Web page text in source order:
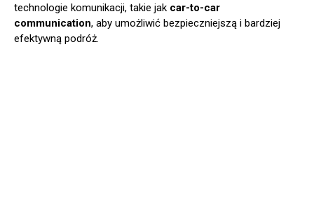
technologie komunikacji, takie jak car-to-car
communication, aby umożliwić bezpieczniejszą i bardziej
efektywną podróż.